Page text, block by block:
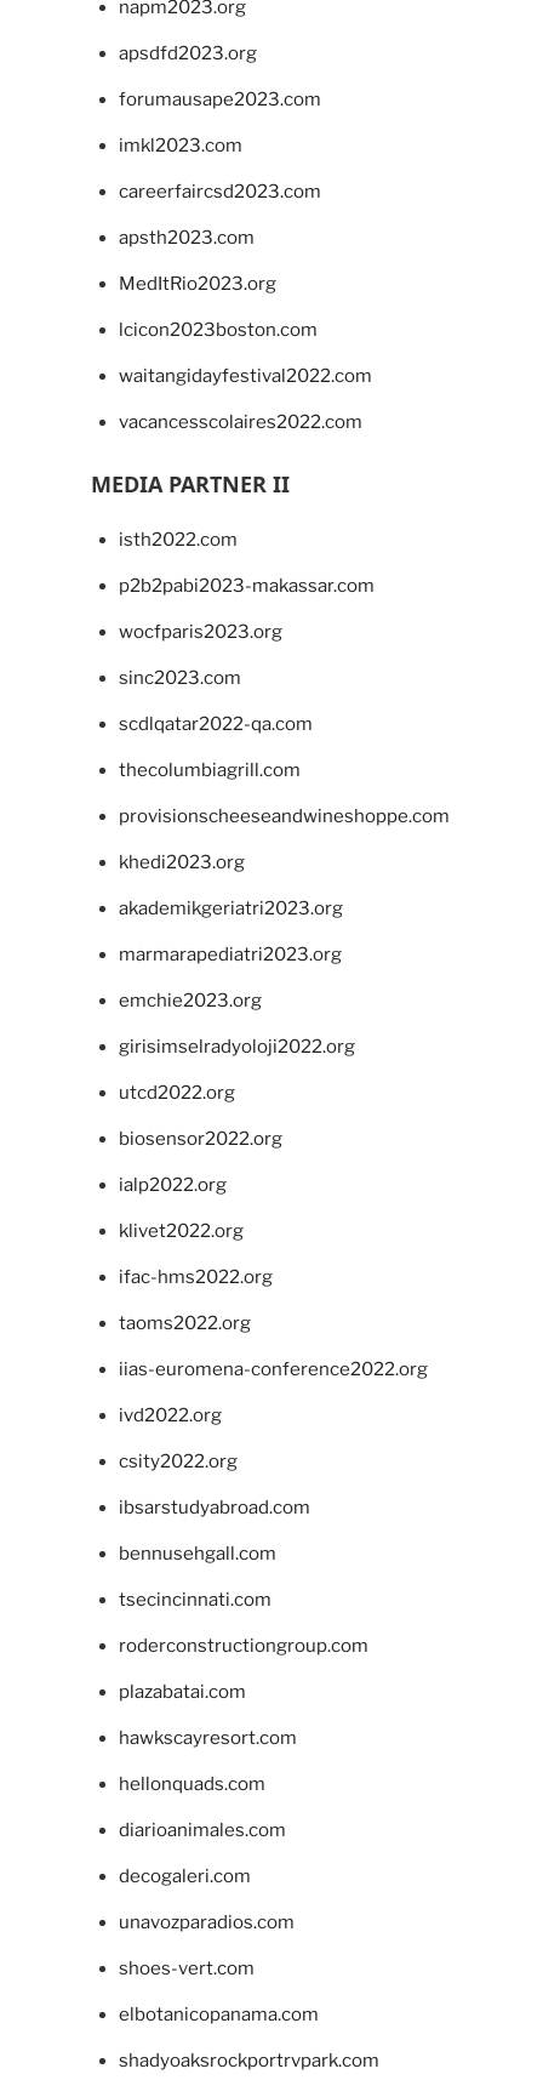
napm2023.org
apsdfd2023.org
forumausape2023.com
imkl2023.com
careerfaircsd2023.com
apsth2023.com
MedItRio2023.org
lcicon2023boston.com
waitangidayfestival2022.com
vacancesscolaires2022.com
MEDIA PARTNER II
isth2022.com
p2b2pabi2023-makassar.com
wocfparis2023.org
sinc2023.com
scdlqatar2022-qa.com
thecolumbiagrill.com
provisionscheeseandwineshoppe.com
khedi2023.org
akademikgeriatri2023.org
marmarapediatri2023.org
emchie2023.org
girisimselradyoloji2022.org
utcd2022.org
biosensor2022.org
ialp2022.org
klivet2022.org
ifac-hms2022.org
taoms2022.org
iias-euromena-conference2022.org
ivd2022.org
csity2022.org
ibsarstudyabroad.com
bennusehgall.com
tsecincinnati.com
roderconstructiongroup.com
plazabatai.com
hawkscayresort.com
hellonquads.com
diarioanimales.com
decogaleri.com
unavozparadios.com
shoes-vert.com
elbotanicopanama.com
shadyoaksrockportrvpark.com